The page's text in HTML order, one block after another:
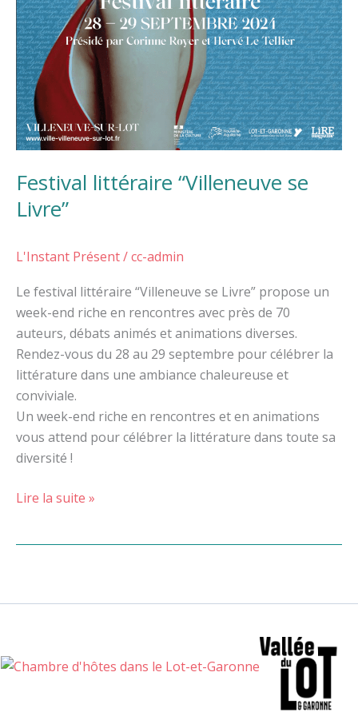
Festival littéraire “Villeneuve se
Livre”
L'Instant Présent/cc-admin
Le festival littéraire “Villeneuve se Livre” propose un
week-end riche en rencontres avec près de 70
auteurs, débats animés et animations diverses.
Rendez-vous du 28 au 29 septembre pour célébrer la
littérature dans une ambiance chaleureuse et
conviviale.
Un week-end riche en rencontres et en animations
vous attend pour célébrer la littérature dans toute sa
diversité !
Lire la suite »